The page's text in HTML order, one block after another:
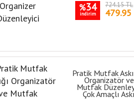
%34
indirim
724.15 TL
479.95
Pratik Mutfak
Organizatör ve
Mutfak
Çok Amaçlı